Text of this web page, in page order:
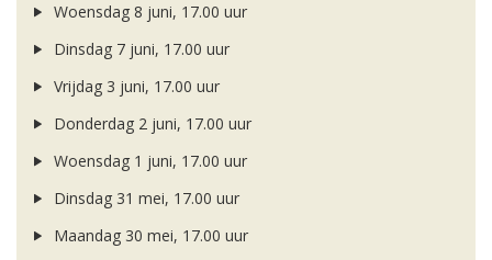
Woensdag 8 juni, 17.00 uur
Dinsdag 7 juni, 17.00 uur
Vrijdag 3 juni, 17.00 uur
Donderdag 2 juni, 17.00 uur
Woensdag 1 juni, 17.00 uur
Dinsdag 31 mei, 17.00 uur
Maandag 30 mei, 17.00 uur